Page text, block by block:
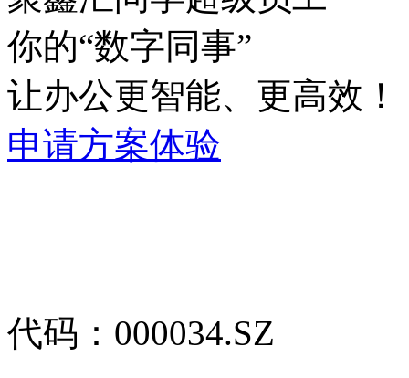
你的“数字同事”
让办公更智能、更高效！
申请方案体验
代码：000034.SZ